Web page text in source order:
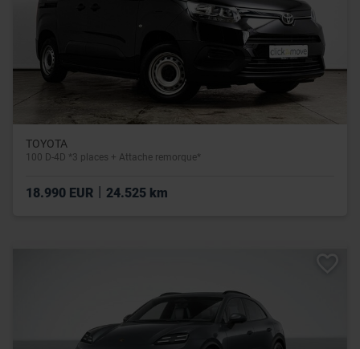
TOYOTA
100 D-4D *3 places + Attache remorque*
18.990 EUR | 24.525 km